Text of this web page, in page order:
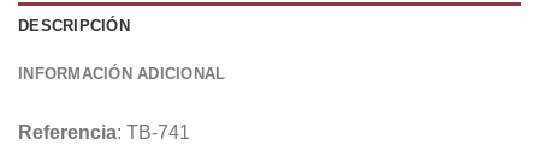
DESCRIPCIÓN
INFORMACIÓN ADICIONAL
Referencia: TB-741